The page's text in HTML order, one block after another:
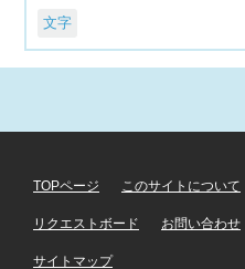
文字
TOPページ このサイトについて
リクエストボード お問い合わせ
サイトマップ